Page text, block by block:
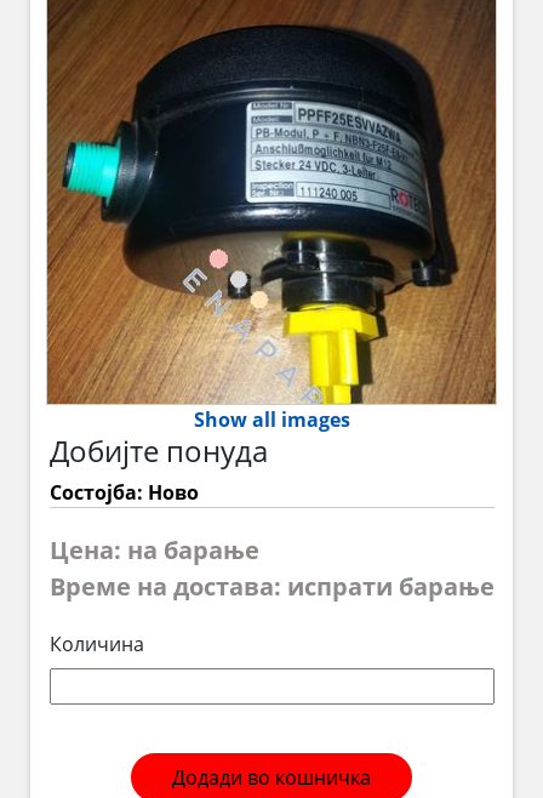
Show all images
Добијте понуда
Состојба: Ново
Цена: на барање
Време на достава: испрати барање
Количина
Додади во кошничка